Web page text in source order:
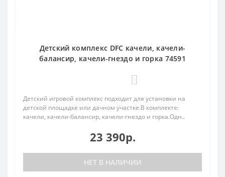
Детский комплекс DFC качели, качели-
балансир, качели-гнездо и горка 74591
Детский игровой комплекс подходит для установки на
детской площадке или дачном участке.В комплекте:
качели, качели-балансир, качели-гнездо и горка.Одн..
23 390р.
НЕТ В НАЛИЧИИ